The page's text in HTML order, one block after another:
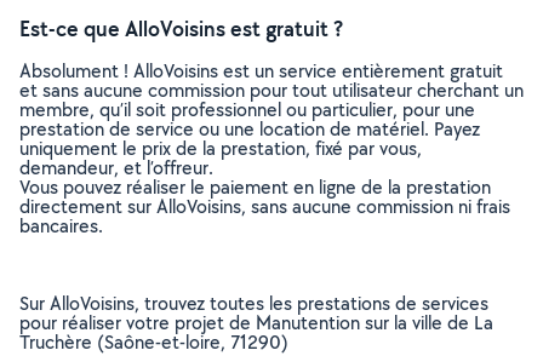
Est-ce que AlloVoisins est gratuit ?
Absolument ! AlloVoisins est un service entièrement gratuit
et sans aucune commission pour tout utilisateur cherchant un
membre, qu’il soit professionnel ou particulier, pour une
prestation de service ou une location de matériel. Payez
uniquement le prix de la prestation, fixé par vous,
demandeur, et l’offreur.
Vous pouvez réaliser le paiement en ligne de la prestation
directement sur AlloVoisins, sans aucune commission ni frais
bancaires.
Sur AlloVoisins, trouvez toutes les prestations de services
pour réaliser votre projet de Manutention sur la ville de La
Truchère (Saône-et-loire, 71290)